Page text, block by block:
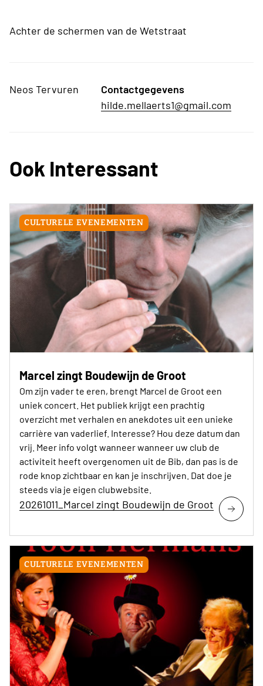
Achter de schermen van de Wetstraat
Neos Tervuren
Contactgegevens
hilde.mellaerts1@gmail.com
Ook Interessant
CULTURELE EVENEMENTEN
Marcel zingt Boudewijn de Groot
Om zijn vader te eren, brengt Marcel de Groot een
uniek concert. Het publiek krijgt een prachtig
overzicht met verhalen en anekdotes uit een unieke
carrière van vaderlief. Interesse? Hou deze datum dan
vrij. Meer info volgt wanneer wanneer uw club de
activiteit heeft overgenomen uit de Bib, dan pas is de
rode knop zichtbaar en kan je inschrijven. Dat doe je
steeds via je eigen clubwebsite.
20261011_Marcel zingt Boudewijn de Groot
CULTURELE EVENEMENTEN